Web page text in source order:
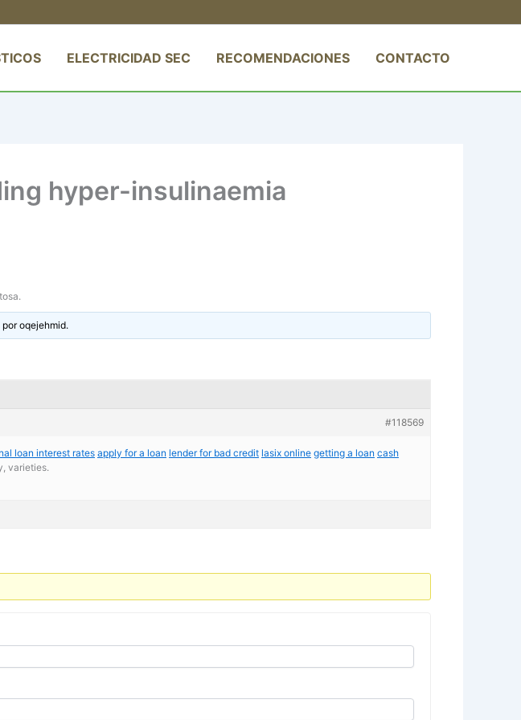
ELECTRICIDAD SEC RECOMENDACIONES CONTACTO
hyper-insulinaemia
poroqejehmid.
#118569
loan interest rates apply for a loan lender for bad credit lasix online getting a loan cash
varieties.